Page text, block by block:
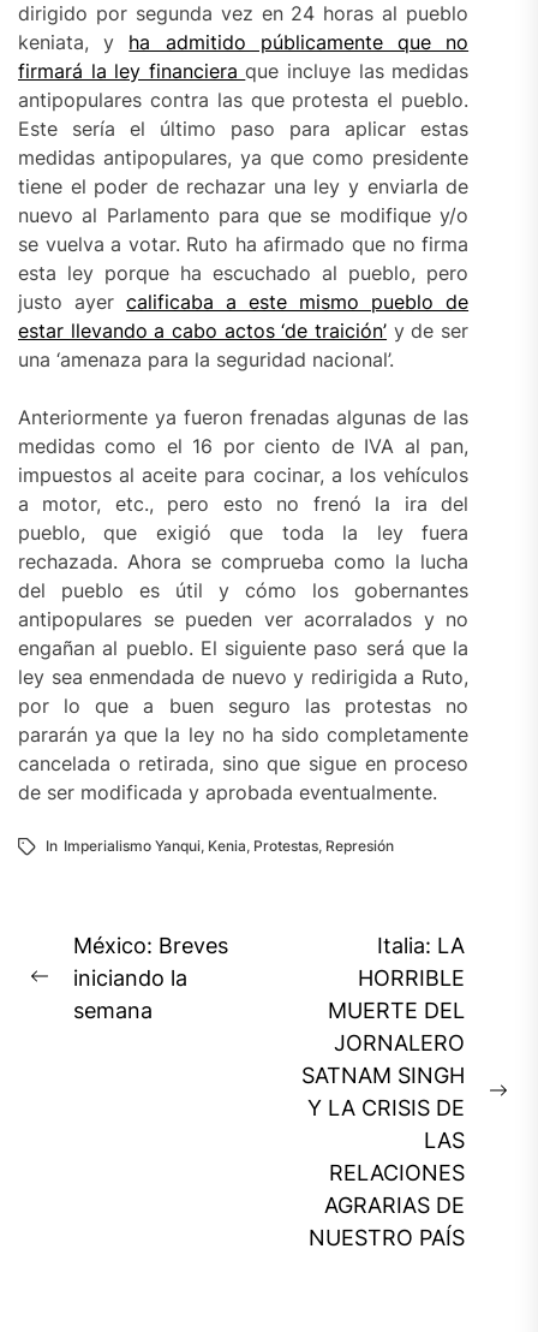
dirigido por segunda vez en 24 horas al pueblo
keniata, y ha admitido públicamente que no
firmará la ley financieraque incluye las medidas
antipopulares contra las que protesta el pueblo.
Este sería el último paso para aplicar estas
medidas antipopulares, ya que como presidente
tiene el poder de rechazar una ley y enviarla de
nuevo al Parlamento para que se modifique y/o
se vuelva a votar. Ruto ha afirmado que no firma
esta ley porque ha escuchado al pueblo, pero
justo ayercalificaba a este mismo pueblo de
estar llevando a cabo actos ‘de traición’ y de ser
una ‘amenaza para la seguridad nacional’.
Anteriormente ya fueron frenadas algunas de las
medidas como el 16 por ciento de IVA al pan,
impuestos al aceite para cocinar, a los vehículos
a motor, etc., pero esto no frenó la ira del
pueblo, que exigió que toda la ley fuera
rechazada. Ahora se comprueba como la lucha
del pueblo es útil y cómo los gobernantes
antipopulares se pueden ver acorralados y no
engañan al pueblo. El siguiente paso será que la
ley sea enmendada de nuevo y redirigida a Ruto,
por lo que a buen seguro las protestas no
pararán ya que la ley no ha sido completamente
cancelada o retirada, sino que sigue en proceso
de ser modificada y aprobada eventualmente.
In Imperialismo Yanqui, Kenia, Protestas, Represión
Navegación
de
entradas
Previous
post:
México: Breves
iniciando la
semana
Italia: LA
HORRIBLE
MUERTE DEL
JORNALERO
SATNAM SINGH
Y LA CRISIS DE
LAS
RELACIONES
AGRARIAS DE
NUESTRO PAÍS